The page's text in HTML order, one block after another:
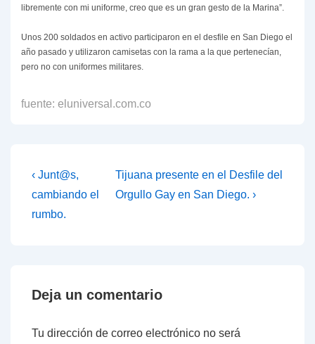
libremente con mi uniforme, creo que es un gran gesto de la Marina”.
Unos 200 soldados en activo participaron en el desfile en San Diego el
año pasado y utilizaron camisetas con la rama a la que pertenecían,
pero no con uniformes militares.
fuente: eluniversal.com.co
Navegación
de
entradas
La
entrada
anterior
‹ Junt@s,
cambiando el
rumbo.
La
entrada
Tijuana presente en el Desfile del
Orgullo Gay en San Diego. ›
Deja un comentario
Tu dirección de correo electrónico no será